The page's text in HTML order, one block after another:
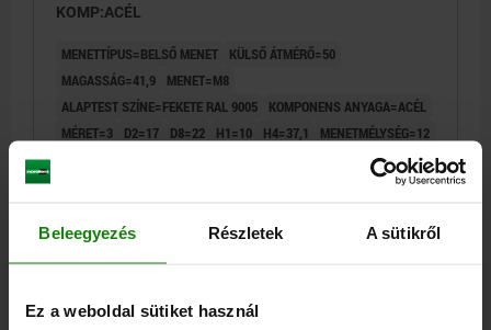
Beleegyezés Részletek A sütikről
Ez a weboldal sütiket használ
KOMP:ACÉL
MENETTÍPUS=BELSŐ MENET
KÜLSŐ ÁTMÉRŐ=50
MAGASSÁG=41,9
MENET=M8
ALAPTEST SZÍNE=FEKETE RAL 9005
KOMPONENS ANYAGA=ACÉL
MÉRET=3
D2=17 D8=22 H1=10 H4=37,1
MENETMÉLYSÉG=12
6,96 €
hozzáértve Áfa